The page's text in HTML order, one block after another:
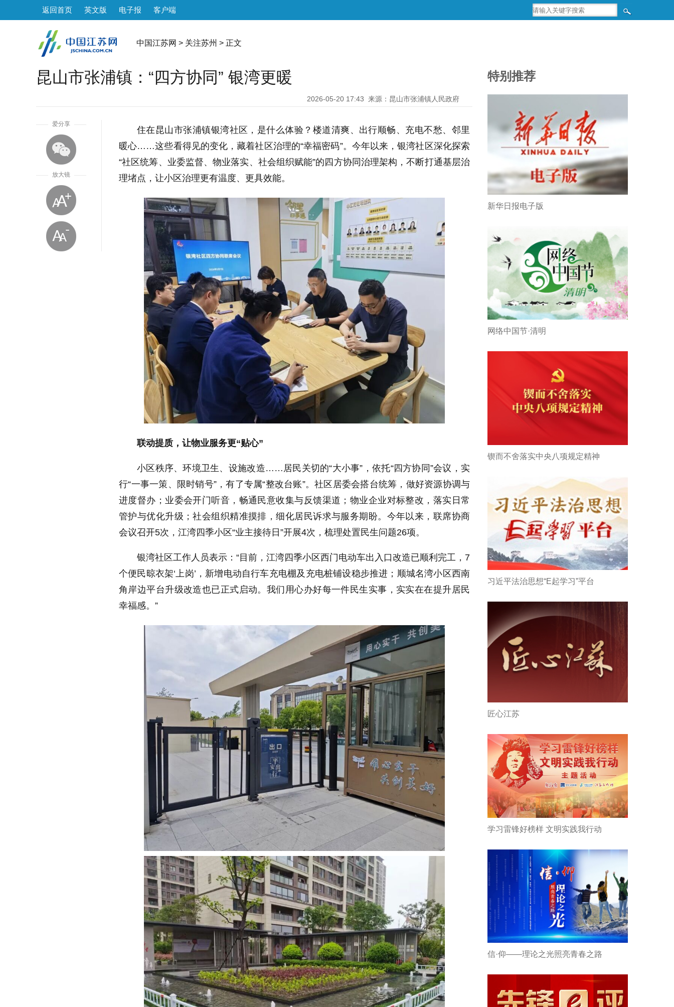
返回首页 英文版 电子报 客户端
中国江苏网 > 关注苏州 > 正文
昆山市张浦镇：“四方协同” 银湾更暖
2026-05-20 17:43 来源：昆山市张浦镇人民政府
爱分享
放大镜
住在昆山市张浦镇银湾社区，是什么体验？楼道清爽、出行顺畅、充电不愁、邻里
暖心……这些看得见的变化，藏着社区治理的“幸福密码”。今年以来，银湾社区深化探索
“社区统筹、业委监督、物业落实、社会组织赋能”的四方协同治理架构，不断打通基层治
理堵点，让小区治理更有温度、更具效能。
联动提质，让物业服务更“贴心”
小区秩序、环境卫生、设施改造……居民关切的“大小事”，依托“四方协同”会议，实
行“一事一策、限时销号”，有了专属“整改台账”。社区居委会搭台统筹，做好资源协调与
进度督办；业委会开门听音，畅通民意收集与反馈渠道；物业企业对标整改，落实日常
管护与优化升级；社会组织精准摸排，细化居民诉求与服务期盼。今年以来，联席协商
会议召开5次，江湾四季小区“业主接待日”开展4次，梳理处置民生问题26项。
银湾社区工作人员表示：“目前，江湾四季小区西门电动车出入口改造已顺利完工，7
个便民晾衣架‘上岗’，新增电动自行车充电棚及充电桩铺设稳步推进；顺城名湾小区西南
角岸边平台升级改造也已正式启动。我们用心办好每一件民生实事，实实在在提升居民
幸福感。”
特别推荐
新华日报电子版
网络中国节·清明
锲而不舍落实中央八项规定精神
习近平法治思想“E起学习”平台
匠心江苏
学习雷锋好榜样 文明实践我行动
信·仰——理论之光照亮青春之路